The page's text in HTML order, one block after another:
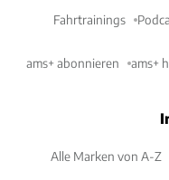
Fahrtrainings
ams+ abonnieren ams+
Alle Marken von A-Z